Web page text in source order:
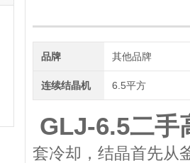
品牌 其他品牌
连续结晶机 6.5平方
GLJ-6.5二手
套冷却，结晶首先从